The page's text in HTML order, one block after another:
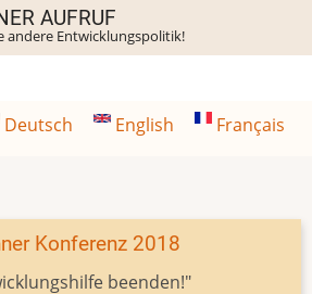
AUFRUF
andere Entwicklungspolitik!
Deutsch English Français
Konferenz 2018
beenden!"